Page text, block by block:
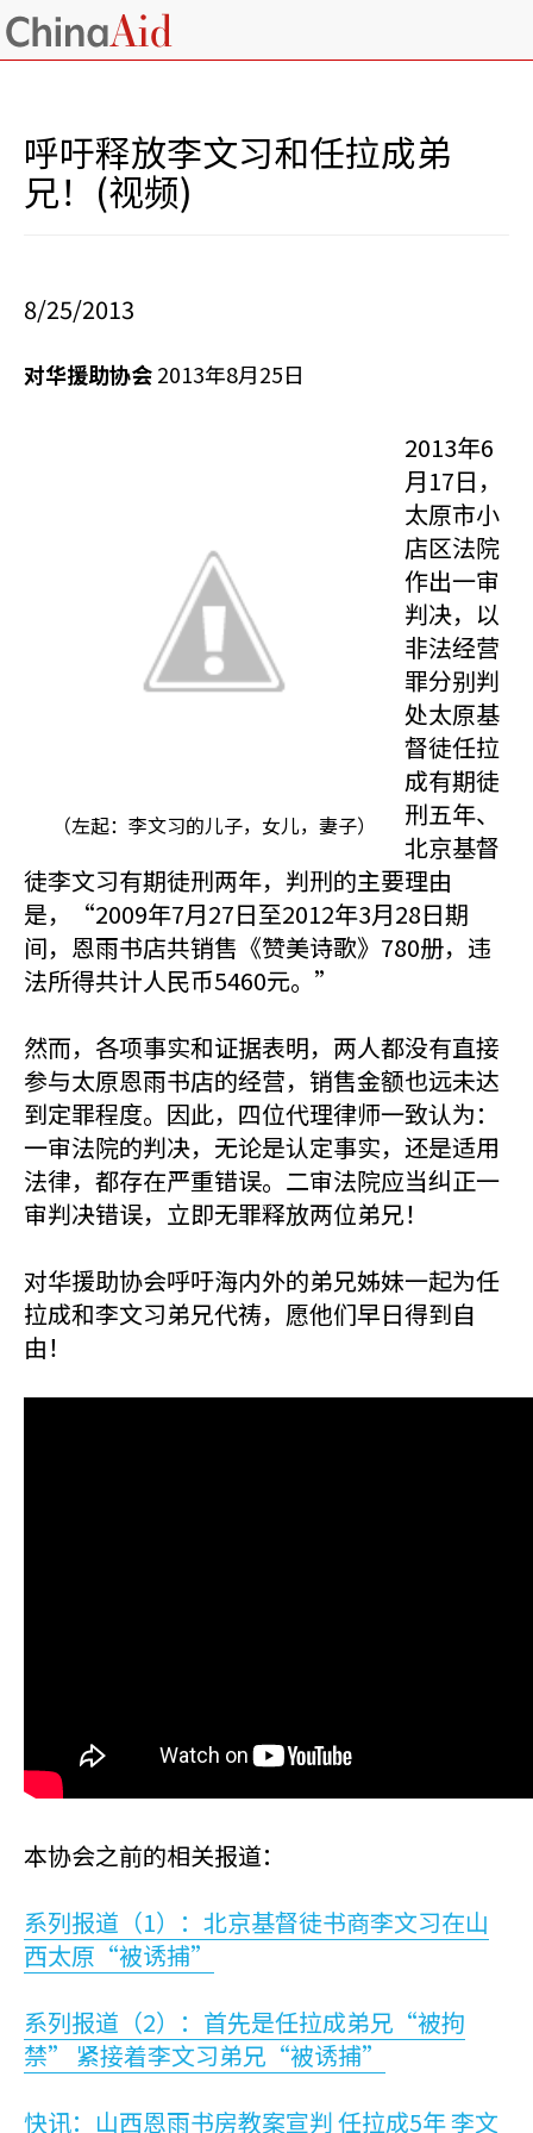
呼吁释放李文习和任拉成弟
兄！(视频)
8/25/2013
对华援助协会2013年8月25日
（左起：李文习的儿子，女儿，妻子）
2013年6
月17日，
太原市小
店区法院
作出一审
判决，以
非法经营
罪分别判
处太原基
督徒任拉
成有期徒
刑五年、
北京基督
徒李文习有期徒刑两年，判刑的主要理由
是，“2009年7月27日至2012年3月28日期
间，恩雨书店共销售《赞美诗歌》780册，违
法所得共计人民币5460元。”
然而，各项事实和证据表明，两人都没有直接
参与太原恩雨书店的经营，销售金额也远未达
到定罪程度。因此，四位代理律师一致认为：
一审法院的判决，无论是认定事实，还是适用
法律，都存在严重错误。二审法院应当纠正一
审判决错误，立即无罪释放两位弟兄！
对华援助协会呼吁海内外的弟兄姊妹一起为任
拉成和李文习弟兄代祷，愿他们早日得到自
由！
本协会之前的相关报道：
系列报道（1）：北京基督徒书商李文习在山
西太原“被诱捕”
系列报道（2）：首先是任拉成弟兄“被拘
禁” 紧接着李文习弟兄“被诱捕”
快讯：山西恩雨书房教案宣判 任拉成5年 李文